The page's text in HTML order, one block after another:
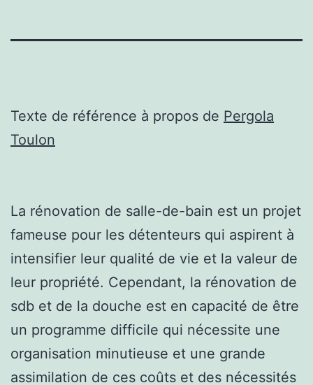
Texte de référence à propos de Pergola
Toulon
La rénovation de salle-de-bain est un projet
fameuse pour les détenteurs qui aspirent à
intensifier leur qualité de vie et la valeur de
leur propriété. Cependant, la rénovation de
sdb et de la douche est en capacité de être
un programme difficile qui nécessite une
organisation minutieuse et une grande
assimilation de ces coûts et des nécessités